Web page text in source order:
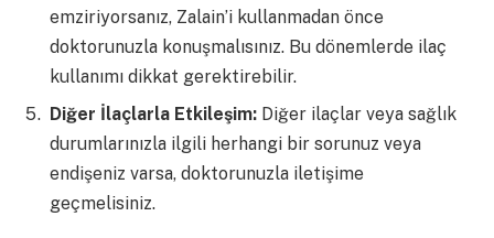
emziriyorsanız, Zalain’i kullanmadan önce
doktorunuzla konuşmalısınız. Bu dönemlerde ilaç
kullanımı dikkat gerektirebilir.
Diğer İlaçlarla Etkileşim: Diğer ilaçlar veya sağlık
durumlarınızla ilgili herhangi bir sorunuz veya
endişeniz varsa, doktorunuzla iletişime
geçmelisiniz.